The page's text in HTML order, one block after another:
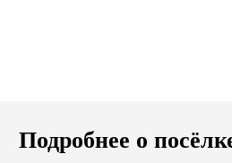
Подробнее о